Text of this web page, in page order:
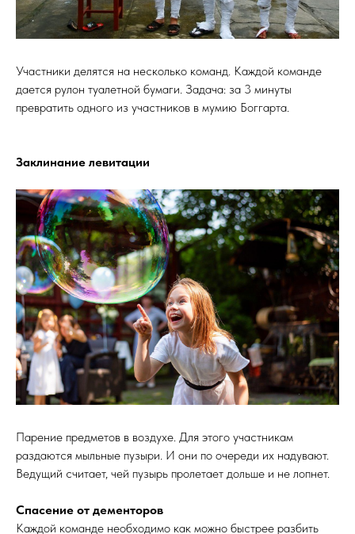
Участники делятся на несколько команд. Каждой команде
дается рулон туалетной бумаги. Задача: за 3 минуты
превратить одного из участников в мумию Боггарта.
Заклинание левитации
Парение предметов в воздухе. Для этого участникам
раздаются мыльные пузыри. И они по очереди их надувают.
Ведущий считает, чей пузырь пролетает дольше и не лопнет.
Спасение от дементоров
Каждой команде необходимо как можно быстрее разбить